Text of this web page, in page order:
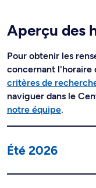
Aperçu des
Pour obtenir les
concernant l'horaire
critères de
naviguer dans le
notre équipe.
Été 2026